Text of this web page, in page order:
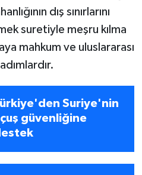
dış sınırlarını
suretiyle meşru kılma
mahkum ve uluslararası
Suriye'nin
güvenliğine